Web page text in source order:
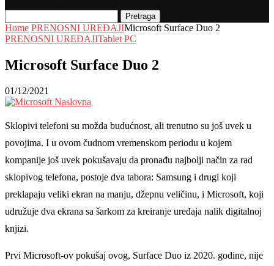
Pretraga
Home PRENOSNI UREĐAJIMicrosoft Surface Duo 2
PRENOSNI UREĐAJITablet PC
Microsoft Surface Duo 2
01/12/2021
Sklopivi telefoni su možda budućnost, ali trenutno su još uvek u
povojima. I u ovom čudnom vremenskom periodu u kojem
kompanije još uvek pokušavaju da pronađu najbolјi način za rad
sklopivog telefona, postoje dva tabora: Samsung i drugi koji
preklapaju veliki ekran na manju, džepnu veličinu, i Microsoft, koji
udružuje dva ekrana sa šarkom za kreiranje uređaja nalik digitalnoj
knjizi.
Prvi Microsoft-ov pokušaj ovog, Surface Duo iz 2020. godine, nije